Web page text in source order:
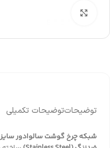
توضیحاتتوضیحات تکمیلی
شبکه چرخ گوشت سالوادور سایز 42 سوراخ 3.5